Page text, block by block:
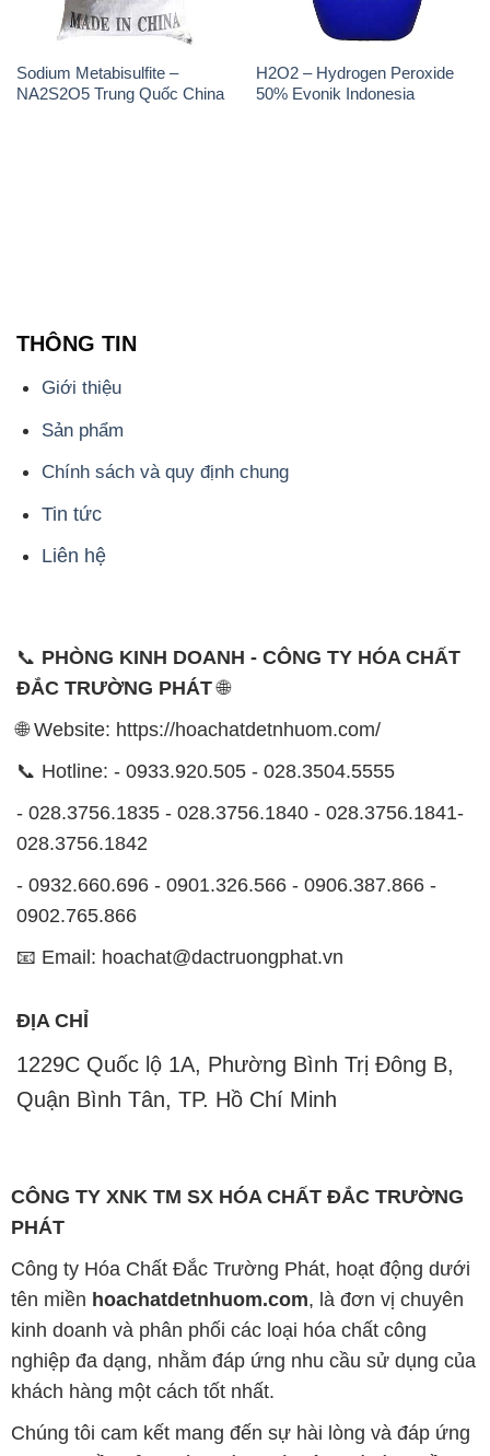
Sodium Metabisulfite –
NA2S2O5 Trung Quốc China
H2O2 – Hydrogen Peroxide
50% Evonik Indonesia
THÔNG TIN
Giới thiệu
Sản phẩm
Chính sách và quy định chung
Tin tức
Liên hệ
📞 PHÒNG KINH DOANH - CÔNG TY HÓA CHẤT
ĐẮC TRƯỜNG PHÁT🌐
🌐 Website: https://hoachatdetnhuom.com/
📞 Hotline: - 0933.920.505 - 028.3504.5555
- 028.3756.1835 - 028.3756.1840 - 028.3756.1841-
028.3756.1842
- 0932.660.696 - 0901.326.566 - 0906.387.866 -
0902.765.866
📧 Email: hoachat@dactruongphat.vn
ĐỊA CHỈ
1229C Quốc lộ 1A, Phường Bình Trị Đông B,
Quận Bình Tân, TP. Hồ Chí Minh
CÔNG TY XNK TM SX HÓA CHẤT ĐẮC TRƯỜNG
PHÁT
Công ty Hóa Chất Đắc Trường Phát, hoạt động dưới
tên miền hoachatdetnhuom.com, là đơn vị chuyên
kinh doanh và phân phối các loại hóa chất công
nghiệp đa dạng, nhằm đáp ứng nhu cầu sử dụng của
khách hàng một cách tốt nhất.
Chúng tôi cam kết mang đến sự hài lòng và đáp ứng